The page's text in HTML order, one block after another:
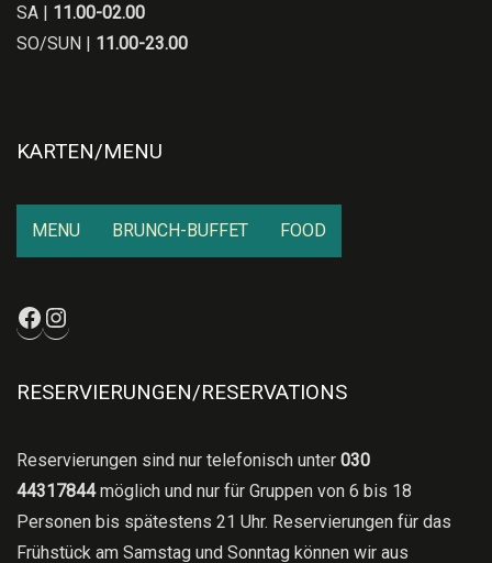
SA | 11.00-02.00
SO/SUN | 11.00-23.00
KARTEN/MENU
MENU BRUNCH-BUFFET FOOD
Facebook
RESERVIERUNGEN/RESERVATIONS
Reservierungen sind nur telefonisch unter 030
44317844möglich und nur für Gruppen von 6 bis 18
Personen bis spätestens 21 Uhr. Reservierungen für das
Frühstück am Samstag und Sonntag können wir aus